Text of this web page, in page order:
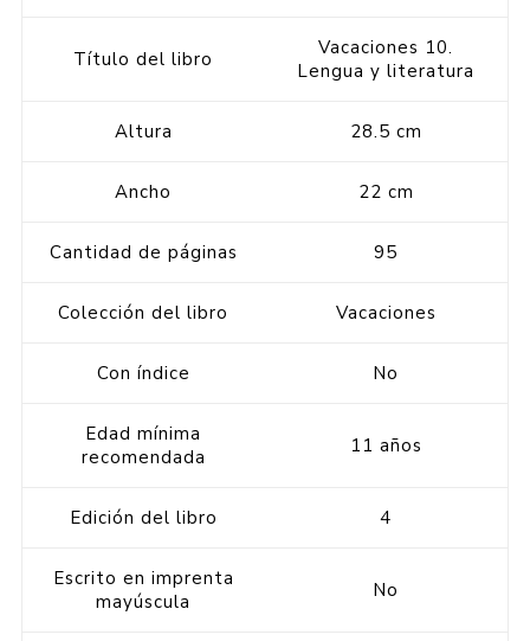
Título del libro
Vacaciones 10.
Lengua y literatura
Altura 28.5 cm
Ancho 22 cm
Cantidad de páginas 95
Colección del libro Vacaciones
Con índice No
Edad mínima
recomendada
11 años
Edición del libro 4
Escrito en imprenta
mayúscula
No